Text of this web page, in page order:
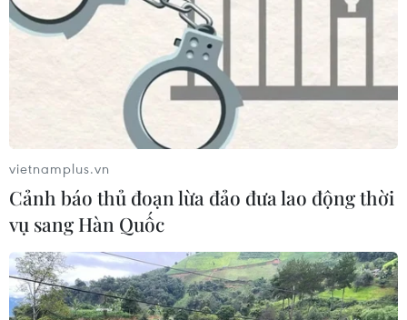
Đoàn Việt Nam giành thêm 2 HCV ở môn
Cử tạ và Đấu kiếm
vietnamplus.vn
Cảnh báo thủ đoạn lừa đảo đưa lao động thời
vụ sang Hàn Quốc